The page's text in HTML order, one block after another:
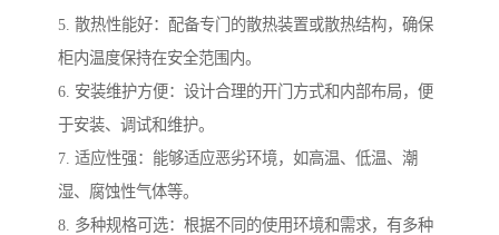
5. 散热性能好：配备专门的散热装置或散热结构，确保
柜内温度保持在安全范围内。
6. 安装维护方便：设计合理的开门方式和内部布局，便
于安装、调试和维护。
7. 适应性强：能够适应恶劣环境，如高温、低温、潮
湿、腐蚀性气体等。
8. 多种规格可选：根据不同的使用环境和需求，有多种